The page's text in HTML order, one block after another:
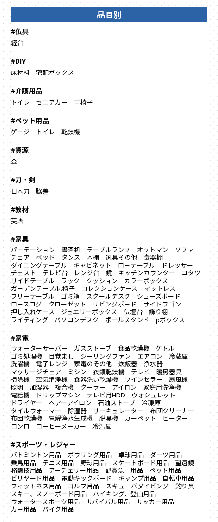
品目別
#仏具
経台
#DIY
床材料 宅配ボックス
#介護用品
トイレ セニアカー 車椅子
#ペット用品
ゲージ トイレ 乾燥機
#資源
金
#刀・剣
日本刀 脇差
#教材
英語
#家具
パーテーション 書斎机 テーブルランプ オットマン
ソファ
チェア
ベッド タンス 本棚 家具その他
食器棚
ダイニングテーブル
キャビネット ローテーブル
ドレッサー
チェスト
テレビ台 レンジ台 鏡 キッチンカウンター
コタツ
サイドテーブル
ラック クッション
カラーボックス
ガーデンテーブル.椅子
コレクションケース
マットレス
フリーテーブル
ゴミ箱 スクールデスク
シューズボード
ロースコグ
クローゼット リビングボード
サイドワゴン
押し入れケース
ジュエリーボックス 仏壇台
飾り棚
ライティング
パソコンデスク ポールスタンド pボックス
#家電
ウォーターサーバー ガスストーブ 食品乾燥機
ケトル
ゴミ処理機
目覚まし シーリングファン エアコン
冷蔵庫
洗濯機
電子レンジ 家電のその他 炊飯器
浄水器
マッサージチェア
ミシン 衣類乾燥機 テレビ
暖房器具
掃除機
空気清浄機 食器洗い乾燥機 ワインセラー
扇風機
照明
加湿器 複合機 クーラー アイロン
家庭用洗浄機
電話機
ドリップマシン テレビ用HDD
ウォシュレット
ドライヤー
ヘアーアイロン 石油ストーブ
冷凍庫
タイルウォーマー
除湿器 サーキュレーター
布団クリーナー
布団乾燥機
電解浄水生成機 脱臭機 カーペット
ヒーター
コンロ
コーヒーメーカー 冷温庫
#スポーツ・レジャー
バトミントン用品 ボウリング用品 卓球用品
ダーツ用品
乗馬用品
テニス用品 野球用品 スケートボード用品
望遠鏡
格闘技用品
アーチェリー用品 観賞魚 用品
ペット用品
ビリヤード用品
電動キックボード キャンプ用品
自転車用品
フィットネス用品
ゴルフ用品 スキューバダイビング
釣り具
スキー、スノーボード用品
ハイキング、登山用品
ウォータースポーツ用品
サバイバル用品
サッカー用品
カー用品
バイク用品